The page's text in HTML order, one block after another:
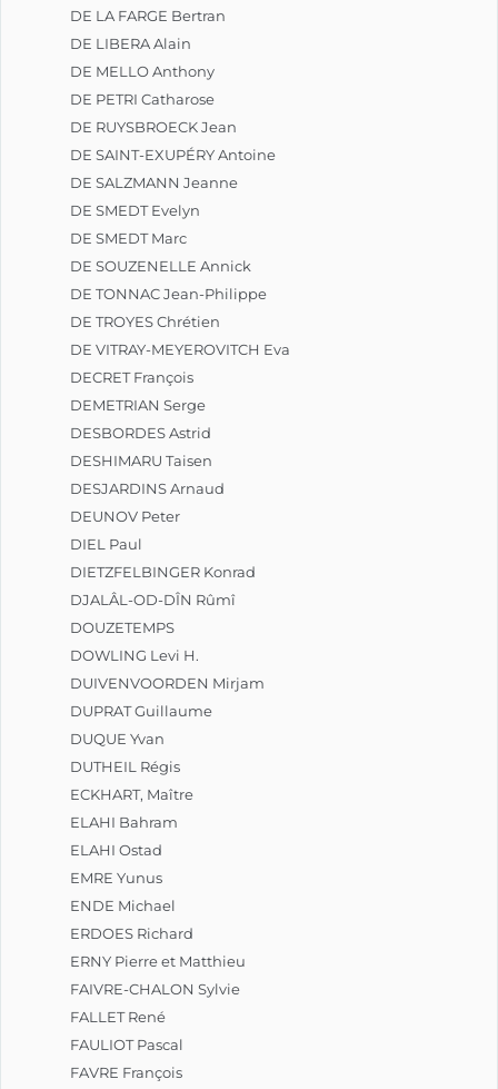
DE LA FARGE Bertran
DE LIBERA Alain
DE MELLO Anthony
DE PETRI Catharose
DE RUYSBROECK Jean
DE SAINT-EXUPÉRY Antoine
DE SALZMANN Jeanne
DE SMEDT Evelyn
DE SMEDT Marc
DE SOUZENELLE Annick
DE TONNAC Jean-Philippe
DE TROYES Chrétien
DE VITRAY-MEYEROVITCH Eva
DECRET François
DEMETRIAN Serge
DESBORDES Astrid
DESHIMARU Taisen
DESJARDINS Arnaud
DEUNOV Peter
DIEL Paul
DIETZFELBINGER Konrad
DJALÂL-OD-DÎN Rûmî
DOUZETEMPS
DOWLING Levi H.
DUIVENVOORDEN Mirjam
DUPRAT Guillaume
DUQUE Yvan
DUTHEIL Régis
ECKHART, Maître
ELAHI Bahram
ELAHI Ostad
EMRE Yunus
ENDE Michael
ERDOES Richard
ERNY Pierre et Matthieu
FAIVRE-CHALON Sylvie
FALLET René
FAULIOT Pascal
FAVRE François